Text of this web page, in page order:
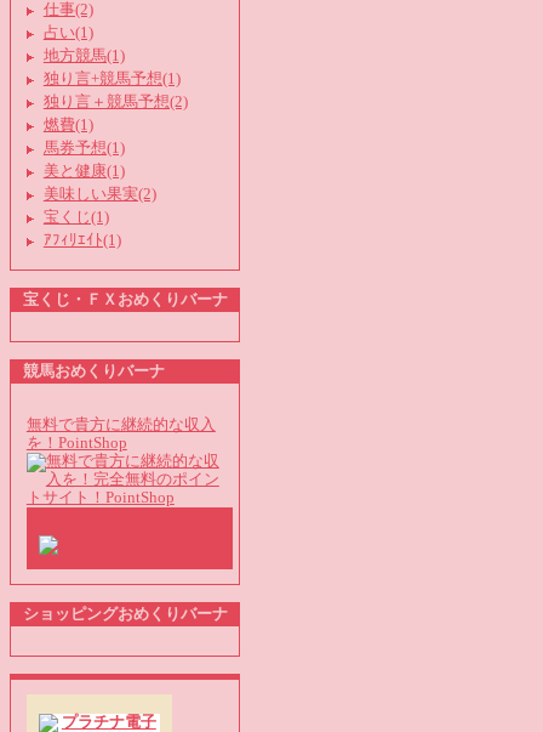
仕事(2)
占い(1)
地方競馬(1)
独り言+競馬予想(1)
独り言＋競馬予想(2)
燃費(1)
馬券予想(1)
美と健康(1)
美味しい果実(2)
宝くじ(1)
ｱﾌｨﾘｴｲﾄ(1)
宝くじ・ＦＸおめくりバーナ
競馬おめくりバーナ
無料で貴方に継続的な収入
を！PointShop
ショッピングおめくりバーナ